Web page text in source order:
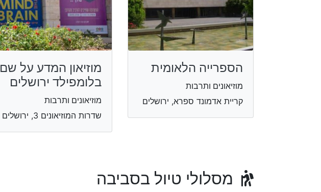
הספרייה הלאומית
מוזיאונים ותרבות
קריית אדמונד ספרא, ירושלים
מוזיאון המדע על שם
בלומפילד ירושלים
מוזיאונים ותרבות
שדרות המוזיאונים 3, ירושלים
מסלולי טיול בסביבה